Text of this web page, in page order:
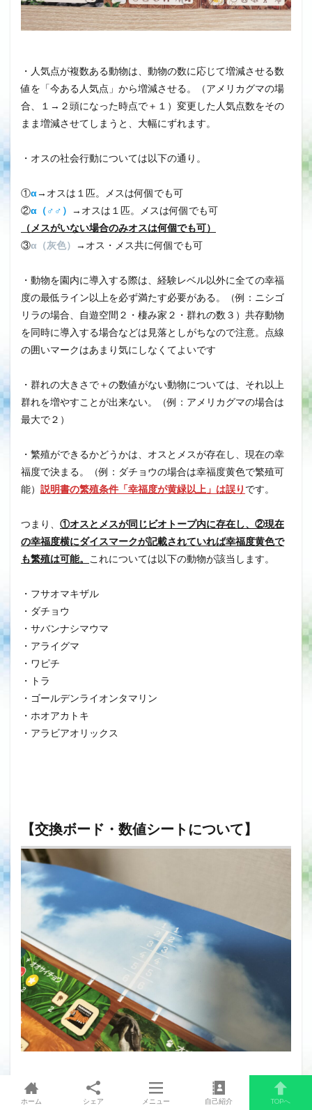
・人気点が複数ある動物は、動物の数に応じて増減させる数
値を「今ある人気点」から増減させる。（アメリカグマの場
合、１→２頭になった時点で＋１）変更した人気点数をその
まま増減させてしまうと、大幅にずれます。
・オスの社会行動については以下の通り。
①α→オスは１匹。メスは何個でも可
②α（♂♂） →オスは１匹。メスは何個でも可
（メスがいない場合のみオスは何個でも可）
③α（灰色） →オス・メス共に何個でも可
・動物を園内に導入する際は、経験レベル以外に全ての幸福
度の最低ライン以上を必ず満たす必要がある。（例：ニシゴ
リラの場合、自遊空間２・棲み家２・群れの数３）共存動物
を同時に導入する場合などは見落としがちなので注意。点線
の囲いマークはあまり気にしなくてよいです
・群れの大きさで＋の数値がない動物については、それ以上
群れを増やすことが出来ない。（例：アメリカグマの場合は
最大で２）
・繁殖ができるかどうかは、オスとメスが存在し、現在の幸
福度で決まる。（例：ダチョウの場合は幸福度黄色で繁殖可
能） 説明書の繁殖条件「幸福度が黄緑以上」は誤り です。
つまり、 ①オスとメスが同じビオトープ内に存在し、②現在
の幸福度横にダイスマークが記載されていれば幸福度黄色で
も繁殖は可能。 これについては以下の動物が該当します。
・フサオマキザル
・ダチョウ
・サバンナシマウマ
・アライグマ
・ワピチ
・トラ
・ゴールデンライオンタマリン
・ホオアカトキ
・アラビアオリックス
【交換ボード・数値シートについて】
交換ボード上部には３つの縦線、数値シート上部には１～９
ホーム シェア メニュー 自己紹介 TOPへ